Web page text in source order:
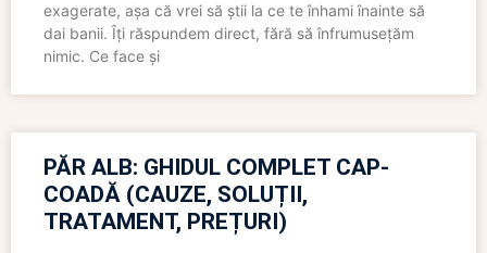
exagerate, așa că vrei să știi la ce te înhami înainte să
dai banii. Îți răspundem direct, fără să înfrumusețăm
nimic. Ce face și
PĂR ALB: GHIDUL COMPLET CAP-
COADĂ (CAUZE, SOLUȚII,
TRATAMENT, PREȚURI)